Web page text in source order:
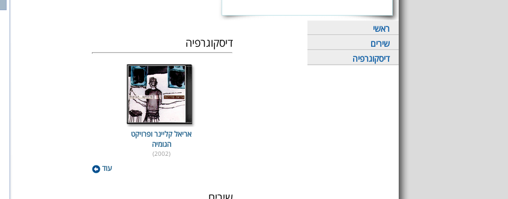
ראשי
שירים
דיסקוגרפיה
דיסקוגרפיה
אריאל קליינר ופרויקט
הגומיה
(2002)
עוד